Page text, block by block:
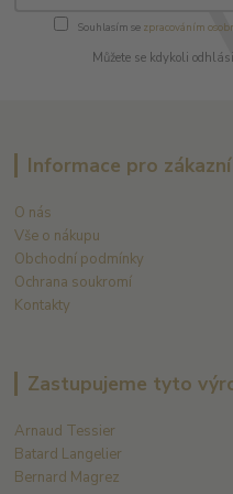
Souhlasím se zpracováním
Můžete se kdykoli
Informace pro
O nás
Vše o nákupu
Obchodní podmínky
Ochrana soukromí
Kontakty
Zastupujeme tyto
Arnaud Tessier
Batard Langelier
Bernard Magrez